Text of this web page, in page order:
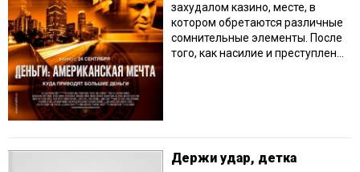
захудалом казино, месте, в
котором обретаются различные
сомнительные элементы. После
того, как насилие и преступлен...
Держи удар, детка